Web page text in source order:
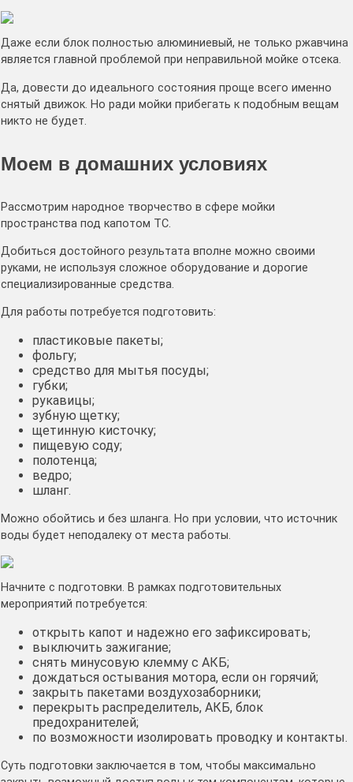
Даже если блок полностью алюминиевый, не только ржавчина
является главной проблемой при неправильной мойке отсека.
Да, довести до идеального состояния проще всего именно
снятый движок. Но ради мойки прибегать к подобным вещам
никто не будет.
Моем в домашних условиях
Рассмотрим народное творчество в сфере мойки
пространства под капотом ТС.
Добиться достойного результата вполне можно своими
руками, не используя сложное оборудование и дорогие
специализированные средства.
Для работы потребуется подготовить:
пластиковые пакеты;
фольгу;
средство для мытья посуды;
губки;
рукавицы;
зубную щетку;
щетинную кисточку;
пищевую соду;
полотенца;
ведро;
шланг.
Можно обойтись и без шланга. Но при условии, что источник
воды будет неподалеку от места работы.
Начните с подготовки. В рамках подготовительных
мероприятий потребуется:
открыть капот и надежно его зафиксировать;
выключить зажигание;
снять минусовую клемму с АКБ;
дождаться остывания мотора, если он горячий;
закрыть пакетами воздухозаборники;
перекрыть распределитель, АКБ, блок
предохранителей;
по возможности изолировать проводку и контакты.
Суть подготовки заключается в том, чтобы максимально